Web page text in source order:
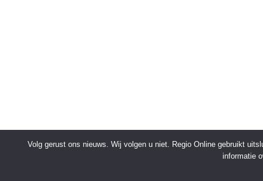
Volg gerust ons nieuws. Wij volgen u niet. Regio Online gebruikt
informatie